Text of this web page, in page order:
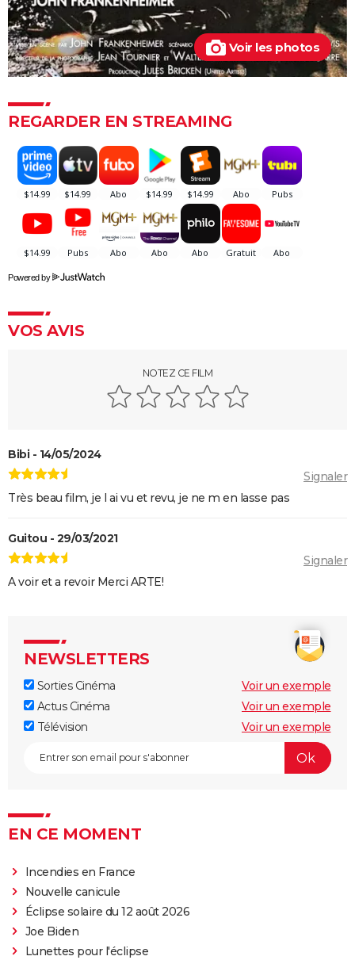
Apocalypse Now
Voir les photos
REGARDER EN STREAMING
Powered by
VOS AVIS
NOTEZ CE FILM
Bibi - 14/05/2024
Signaler
Très beau film, je l ai vu et revu, je ne m en lasse pas
Guitou - 29/03/2021
Signaler
A voir et a revoir Merci ARTE!
NEWSLETTERS
Sorties Cinéma
Voir un exemple
Actus Cinéma
Voir un exemple
Télévision
Voir un exemple
EN CE MOMENT
Incendies en France
Nouvelle canicule
Éclipse solaire du 12 août 2026
Joe Biden
Lunettes pour l'éclipse